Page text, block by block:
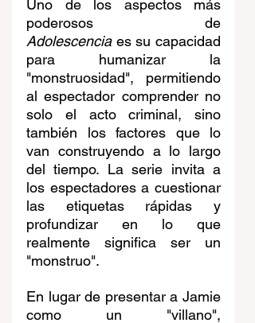
Uno de los aspectos más
Adolescencia es su capacidad
para humanizar la
"monstruosidad", permitiendo
al espectador comprender no
solo el acto criminal, sino
también los factores que lo
van construyendo a lo largo
del tiempo. La serie invita a
los espectadores a cuestionar
las etiquetas rápidas y
profundizar en lo que
realmente significa ser un
"monstruo".
En lugar de presentar a Jamie